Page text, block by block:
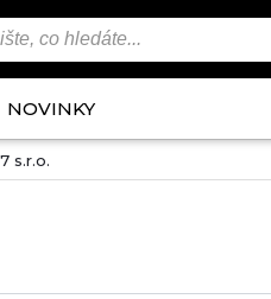
NOVINKY
s.r.o.